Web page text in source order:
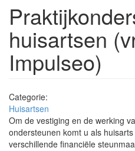
huisartsen
Impulseo)
Categorie:
Huisartsen
Om de vestiging en de werking
ondersteunen komt u als
verschillende financiële